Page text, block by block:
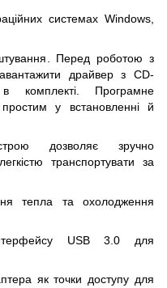
системах Windows,
Перед роботою з
драйвер з CD-
комплекті. Програмне
у встановленні й
дозволяє зручно
транспортувати за
тепла та охолодження
USB 3.0 для
як точки доступу для